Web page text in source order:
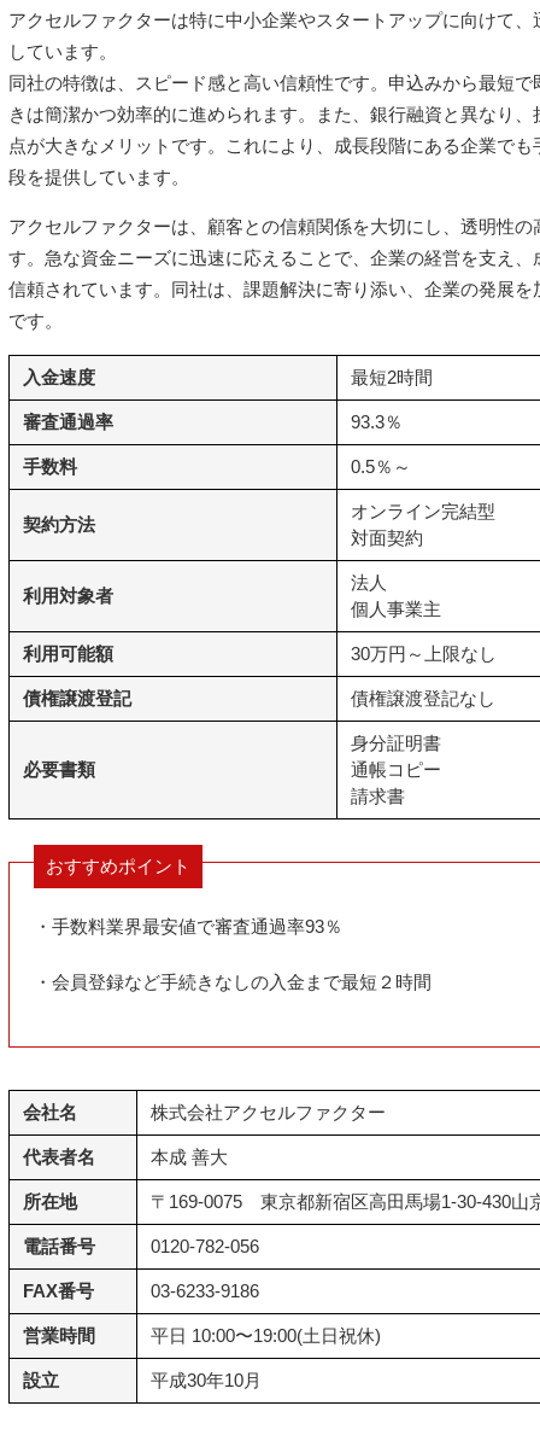
アクセルファクターは特に中小企業やスタートアップに向けて
しています。
同社の特徴は、スピード感と高い信頼性です。申込みから最短
きは簡潔かつ効率的に進められます。また、銀行融資と異なり
点が大きなメリットです。これにより、成長段階にある企業で
段を提供しています。
アクセルファクターは、顧客との信頼関係を大切にし、透明性
す。急な資金ニーズに迅速に応えることで、企業の経営を支え
信頼されています。同社は、課題解決に寄り添い、企業の発展
です。
入金速度 最短2時間
審査通過率 93.3％
手数料 0.5％～
契約方法
オンライン完結型
対面契約
利用対象者
法人
個人事業主
利用可能額 30万円～上限なし
債権譲渡登記 債権譲渡登記なし
必要書類
身分証明書
通帳コピー
請求書
おすすめポイント
・手数料業界最安値で審査通過率93％
・会員登録など手続きなしの入金まで最短２時間
会社名 株式会社アクセルファクター
代表者名 本成 善大
所在地 〒169-0075 東京都新宿区高田馬場1-30-430山
電話番号 0120-782-056
FAX番号 03-6233-9186
営業時間 平日 10:00〜19:00(土日祝休)
設立 平成30年10月